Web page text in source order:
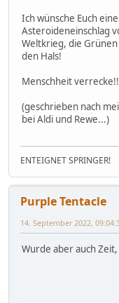
Ich wünsche Euch
Asteroideneinschlag
Weltkrieg, die
den Hals!
Menschheit
(geschrieben nach
bei Aldi und Rewe...)
ENTEIGNET SPRINGER!
Purple Tentacle
14. September 2022,
Wurde aber auch